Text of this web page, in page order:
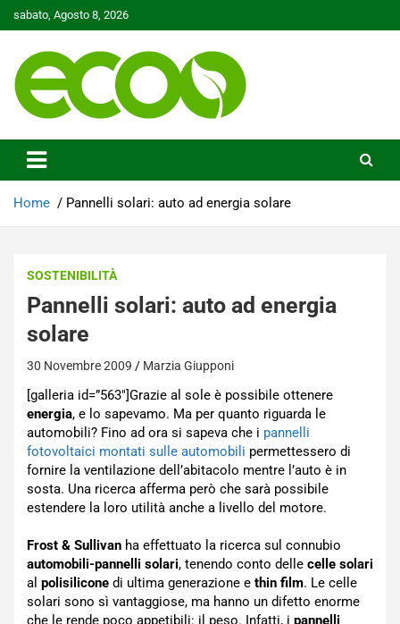
to
sabato, Agosto 8, 2026
Ecoo.it
Home Pannelli solari: auto ad energia solare
SOSTENIBILITÀ
Pannelli solari: auto ad energia
solare
30 Novembre 2009 Marzia Giupponi
[galleria id=”563″]Grazie al sole è possibile ottenere
energia, e lo sapevamo. Ma per quanto riguarda le
automobili? Fino ad ora si sapeva che i pannelli
fotovoltaici montati sulle automobili permettessero di
fornire la ventilazione dell’abitacolo mentre l’auto è in
sosta. Una ricerca afferma però che sarà possibile
estendere la loro utilità anche a livello del motore.
Frost & Sullivan ha effettuato la ricerca sul connubio
automobili-pannelli solari, tenendo conto delle celle solari
al polisilicone di ultima generazione e thin film. Le celle
solari sono sì vantaggiose, ma hanno un difetto enorme
che le rende poco appetibili: il peso. Infatti, i pannelli